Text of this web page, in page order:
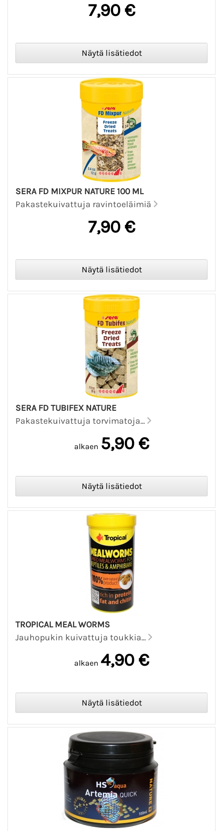
7,90 €
SERA FD MIXPUR NATURE 100 ML
Pakastekuivattuja ravintoeläimiä
7,90 €
SERA FD TUBIFEX NATURE
Pakastekuivattuja torvimatoja...
alkaen 5,90 €
TROPICAL MEAL WORMS
Jauhopukin kuivattuja toukkia...
alkaen 4,90 €